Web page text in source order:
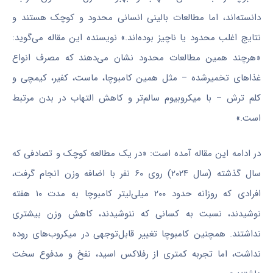
دانسته‌اند، اما مطالعات بالینی انسانی محدود و کوچک هستند و
نتایج اغلب محدود یا ناچیز بوده‌اند.» نویسنده این مقاله می‌گوید:
«هرچند همین مطالعات محدود نشان می‌دهند که مصرف انواع
غذاهای تخمیرشده – مثل همین کامبوچا، ماست، کفیر، کیمچی و
کلم ترش – با میکروبیوم سالم‌تر و کاهش التهاب در بدن مرتبط
است.»
در ادامه این مقاله آمده است: «در یک مطالعه کوچک و تصادفی که
سال گذشته (سال ۲۰۲۴) روی ۶۰ نفر با اضافه وزن انجام گرفت،
افرادی که روزانه حدود ۲۰۰ میلی‌لیتر کامبوچا به مدت ۱۰ هفته
نوشیدند، نسبت به کسانی که ننوشیدند، کاهش وزن بیشتری
نداشتند. همچنین کامبوچا تغییر قابل‌توجهی در میکروب‌های روده
نداشت، اما تجربه کمتری از رفلاکس اسید، نفخ و مدفوع سخت